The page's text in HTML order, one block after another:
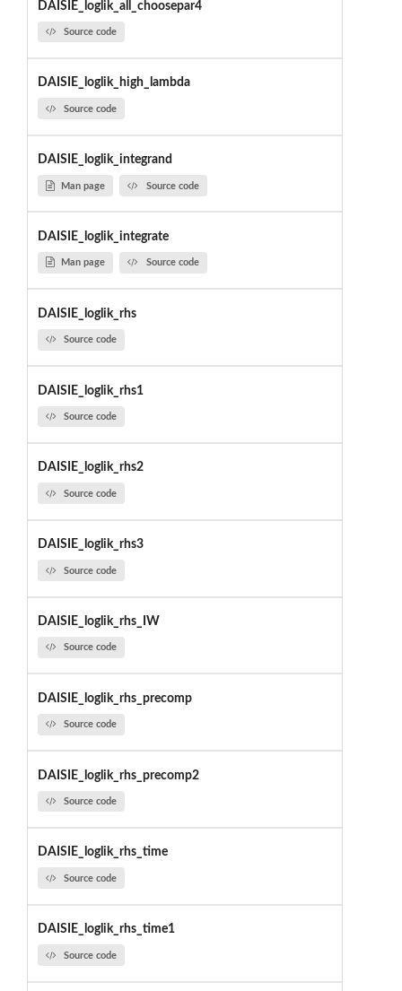
DAISIE_loglik_all_choosepar4
Source code
DAISIE_loglik_high_lambda
Source code
DAISIE_loglik_integrand
Man page Source code
DAISIE_loglik_integrate
Man page Source code
DAISIE_loglik_rhs
Source code
DAISIE_loglik_rhs1
Source code
DAISIE_loglik_rhs2
Source code
DAISIE_loglik_rhs3
Source code
DAISIE_loglik_rhs_IW
Source code
DAISIE_loglik_rhs_precomp
Source code
DAISIE_loglik_rhs_precomp2
Source code
DAISIE_loglik_rhs_time
Source code
DAISIE_loglik_rhs_time1
Source code